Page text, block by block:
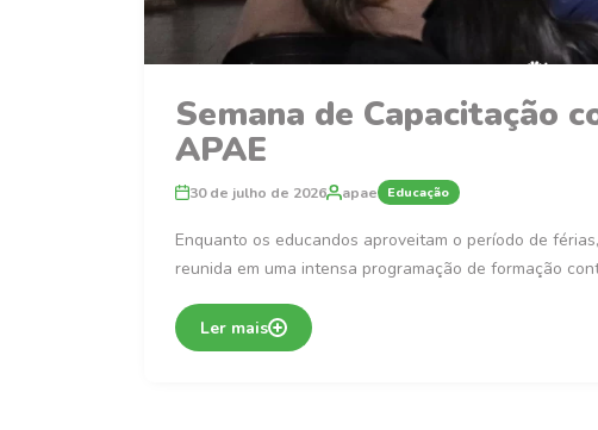
Semana de Capacitação
APAE
30 de julho de 2026 apae Educação
Enquanto os educandos aproveitam o período de
reunida em uma intensa programação de formação
Ler mais